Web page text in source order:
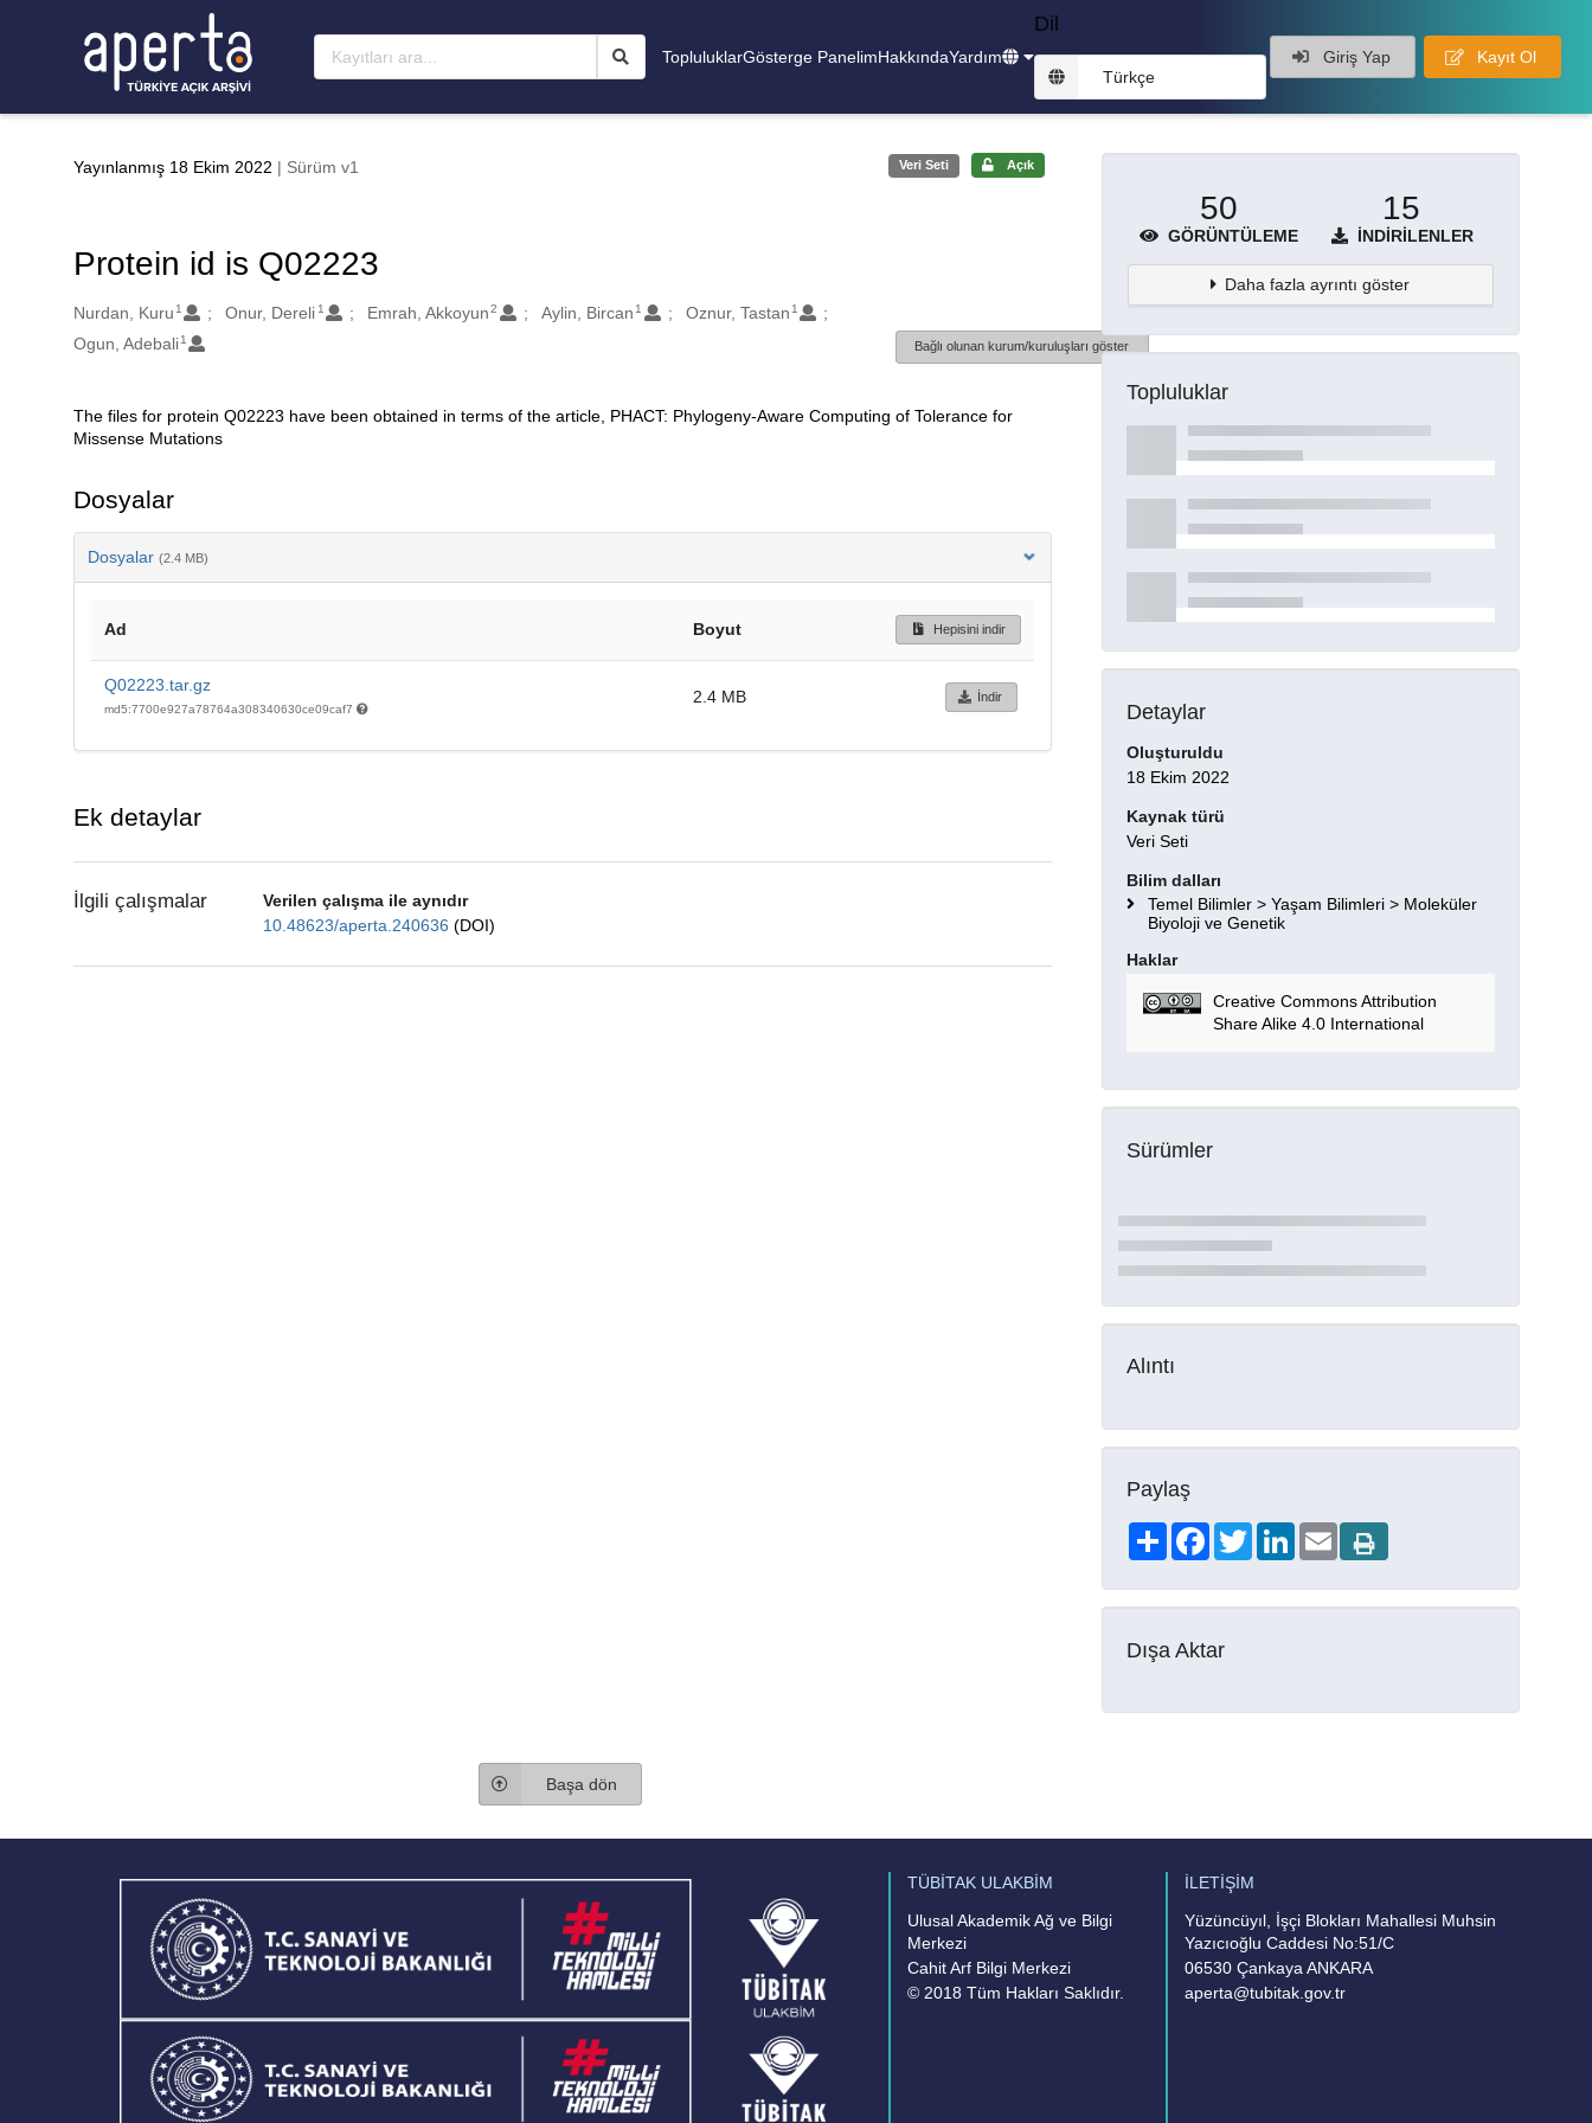
TopluluklarGösterge PanelimHakkındaYardım
Dil
Türkçe
Giriş Yap Kayıt Ol
Yayınlanmış 18 Ekim 2022 | Sürüm v1 Veri Seti Açık
Protein id is Q02223
Oluşturanlar
Nurdan, Kuru 1 Onur, Dereli 1 Emrah, Akkoyun 2 Aylin, Bircan 1 Oznur, Tastan 1
Ogun, Adebali 1 Bağlı olunan kurum/kuruluşları göster
Açıklama
The files for protein Q02223 have been obtained in terms of the article, PHACT: Phylogeny-Aware Computing of Tolerance for
Missense Mutations
Dosyalar
Dosyalar (2.4 MB)
Ad Boyut Hepisini indir
Q02223.tar.gz
md5:7700e927a78764a308340630ce09caf7
2.4 MB İndir
Ek detaylar
İlgili çalışmalar
Verilen çalışma ile aynıdır
10.48623/aperta.240636 (DOI)
50
GÖRÜNTÜLEME
15
İNDIRILENLER
Daha fazla ayrıntı göster
Topluluklar
Detaylar
Oluşturuldu
18 Ekim 2022
Kaynak türü
Veri Seti
Bilim dalları
Temel Bilimler > Yaşam Bilimleri > Moleküler
Biyoloji ve Genetik
Haklar
Creative Commons Attribution
Share Alike 4.0 International
Sürümler
Alıntı
Paylaş
ShareFacebookTwitterLinkedIn
Email
Dışa Aktar
Başa dön
TÜBİTAK ULAKBİM
Ulusal Akademik Ağ ve Bilgi
Merkezi
Cahit Arf Bilgi Merkezi
© 2018 Tüm Hakları Saklıdır.
İLETİŞİM
Yüzüncüyıl, İşçi Blokları Mahallesi Muhsin
Yazıcıoğlu Caddesi No:51/C
06530 Çankaya ANKARA
aperta@tubitak.gov.tr